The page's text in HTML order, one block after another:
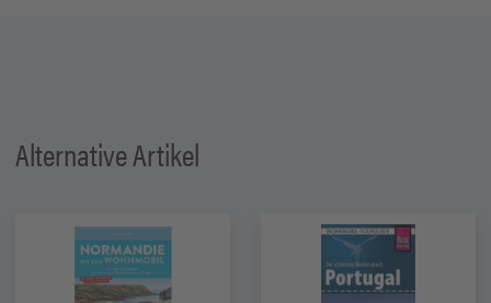
Alternative Artikel